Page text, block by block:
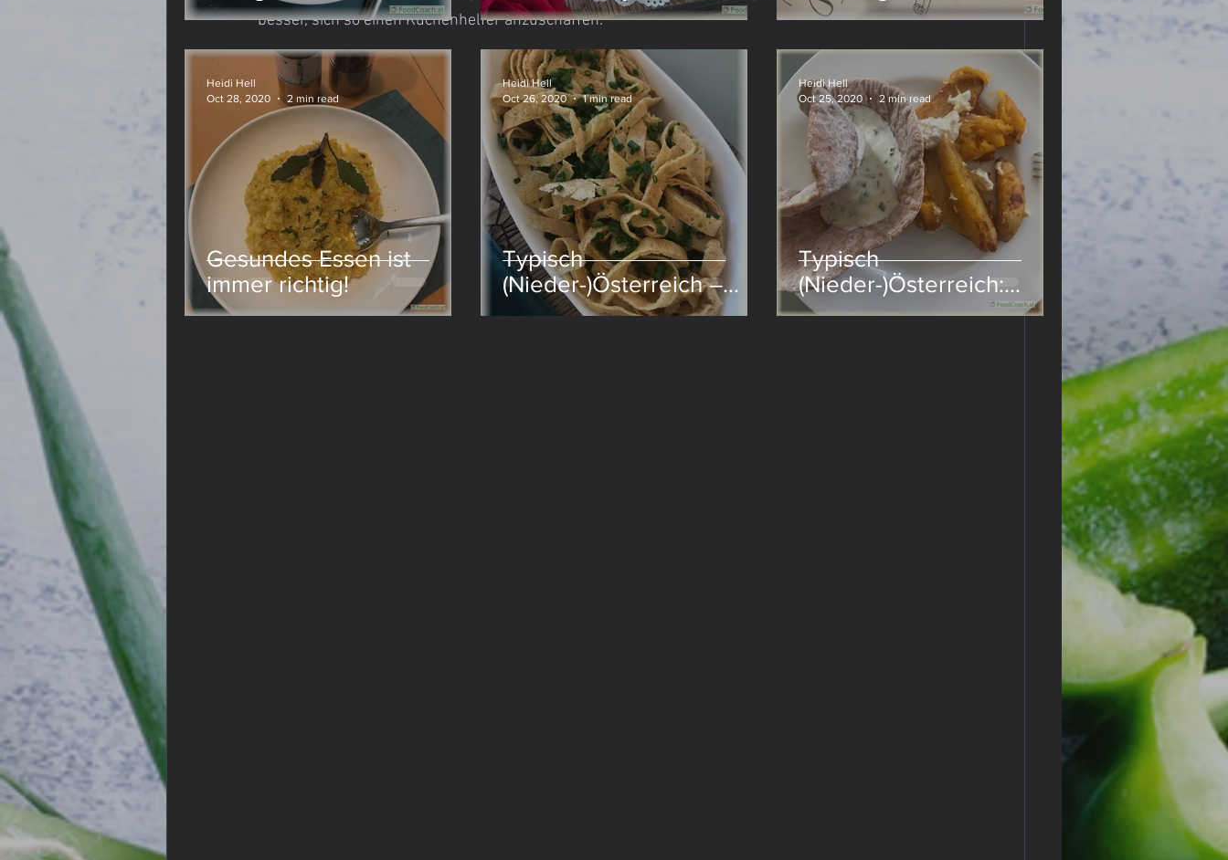
Meine Meinung
besser, sich so einen Küchenhelfer anzuschaffen.
Gesundes Essen ist
immer richtig!
Heidi Hell
Oct 28, 2020
2 min read
Typisch
(Nieder-)Österreich –
Frittatensuppe
Heidi Hell
Oct 26, 2020
1 min read
Typisch
(Nieder-)Österreich:
Feuerfleck mit Sauerteig
Heidi Hell
Oct 25, 2020
2 min read